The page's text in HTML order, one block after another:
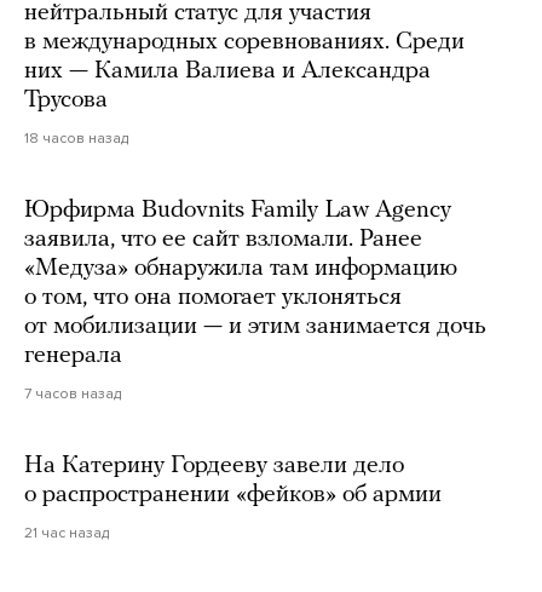
нейтральный статус для участия
в международных соревнованиях. Среди
них — Камила Валиева и Александра
Трусова
18 часов назад
Юрфирма Budovnits Family Law Agency
заявила, что ее сайт взломали. Ранее
«Медуза» обнаружила там информацию
о том, что она помогает уклоняться
от мобилизации — и этим занимается дочь
генерала
7 часов назад
На Катерину Гордееву завели дело
о распространении «фейков» об армии
21 час назад